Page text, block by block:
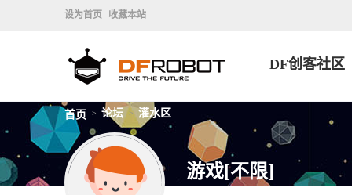
设为首页 收藏本站
DF创客社区
首页 > 论坛 > 灌水区
游戏[不限]